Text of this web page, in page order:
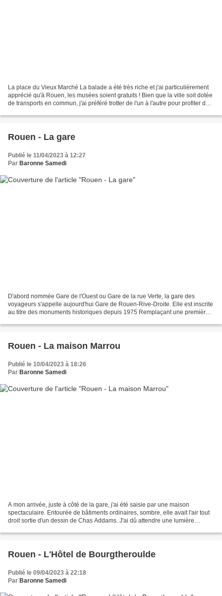
La place du Vieux Marché La balade a été très riche et j'ai particulièrement
apprécié qu'à Rouen, les musées soient gratuits ! Bien que la ville soit dotée
de transports en commun, j'ai préféré trotter de l'un à l'autre pour profiter de
Rouen - La gare
Publié le 11/04/2023 à 12:27
Par Baronne Samedi
D'abord nommée Gare de l'Ouest ou Gare de la rue Verte, la gare des
voyageurs s'appelle aujourd'hui Gare de Rouen-Rive-Droite. Elle est inscrite
au titre des monuments historiques depuis 1975 Remplaçant une première
Rouen - La maison Marrou
Publié le 10/04/2023 à 18:26
Par Baronne Samedi
A mon arrivée, juste à côté de la gare, j'ai été saisie par une maison
spectaculaire. Entourée de bâtiments ordinaires, sombre, elle avait l'air tout
droit sortie d'un dessin de Chas Addams. J'ai dû attendre une lumière
Rouen - L'Hôtel de Bourgtheroulde
Publié le 09/04/2023 à 22:18
Par Baronne Samedi